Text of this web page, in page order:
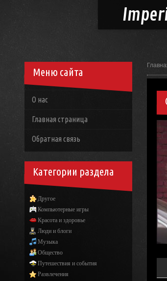
Меню сайта
О нас
Главная страница
Обратная связь
Категории раздела
Другое
Компьютерные игры
Красота и здоровье
Люди и блоги
Музыка
Общество
Путешествия и события
Развлечения